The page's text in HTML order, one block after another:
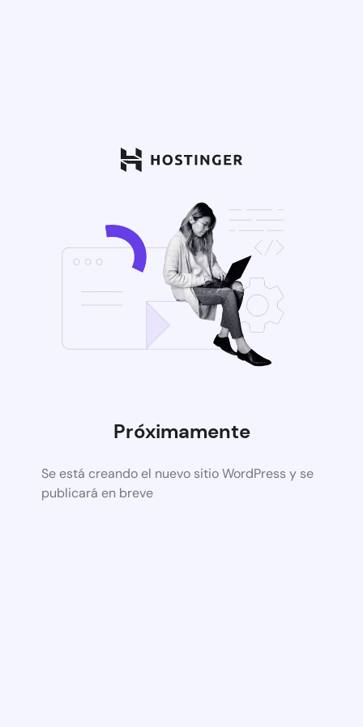
Próximamente
Se está creando el nuevo sitio WordPress y se
publicará en breve